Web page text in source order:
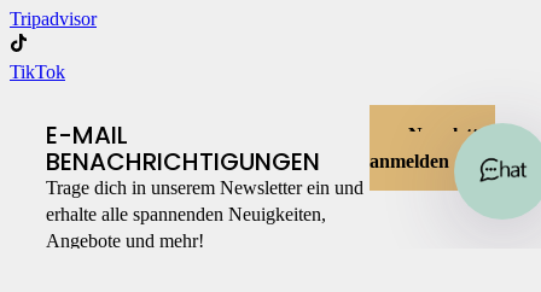
Tripadvisor
TikTok
E-MAIL
BENACHRICHTIGUNGEN
Trage dich in unserem Newsletter ein und
erhalte alle spannenden Neuigkeiten,
Angebote und mehr!
Newsletter
anmelden